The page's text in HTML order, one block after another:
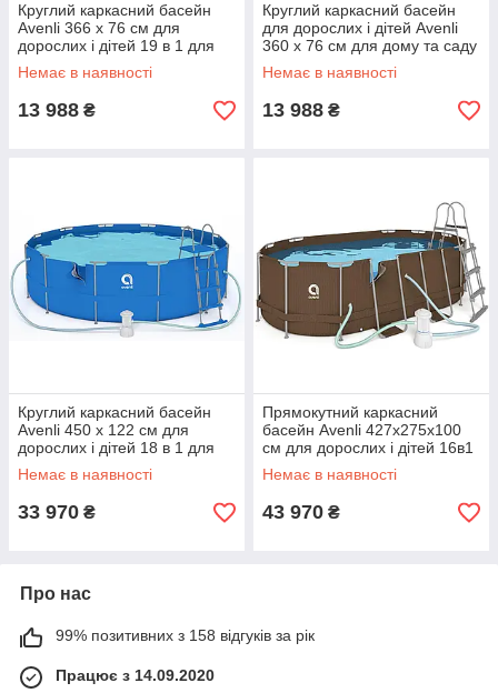
Круглий каркасний басейн
Avenli 366 x 76 см для
дорослих і дітей 19 в 1 для
дому та саду із фільтром та
насосом
Немає в наявності
13 988 ₴
Круглий каркасний басейн
для дорослих і дітей Avenli
360 x 76 см для дому та саду
із фільтром та насосом 6125
л
Немає в наявності
13 988 ₴
Круглий каркасний басейн
Avenli 450 x 122 см для
дорослих і дітей 18 в 1 для
дому та саду зі сходами
15233 л
Немає в наявності
33 970 ₴
Прямокутний каркасний
басейн Avenli 427x275x100
см для дорослих і дітей 16в1
із драбиною і фільтром та
насосом
Немає в наявності
43 970 ₴
Про нас
99% позитивних з 158 відгуків за рік
Працює з 14.09.2020